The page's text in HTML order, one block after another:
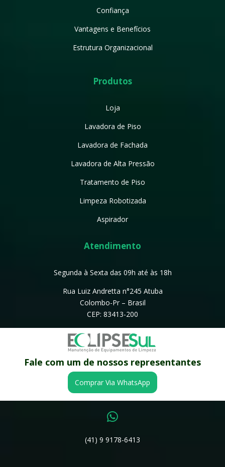
Fale com um de nossos representantes
Comprar Via WhatsApp
Confiança
Vantagens e Benefícios
Estrutura Organizacional
Produtos
Loja
Lavadora de Piso
Lavadora de Fachada
Lavadora de Alta Pressão
Tratamento de Piso
Limpeza Robotizada
Aspirador
Atendimento
Segunda à Sexta das 09h até às 18h
Rua Luiz Andretta n°245 Atuba
Colombo-Pr – Brasil
CEP: 83413-200
Fale Conosco

(41) 3668-0002

(41) 9 9178-6413